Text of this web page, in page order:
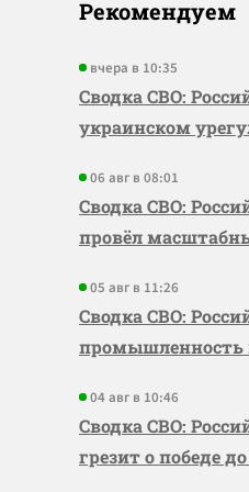
Рекомендуем
вчера в 10:35
Сводка СВО:
украинском
06 авг в 08:01
Сводка СВО:
провёл
05 авг в 11:26
Сводка СВО:
промышленность
04 авг в 10:46
Сводка СВО:
грезит о победе